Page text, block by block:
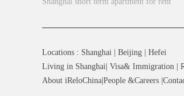
Locations : Shanghai Beijing
Hefei
Living in Shanghai Visa& Immigration
About iReloChina People &Careers